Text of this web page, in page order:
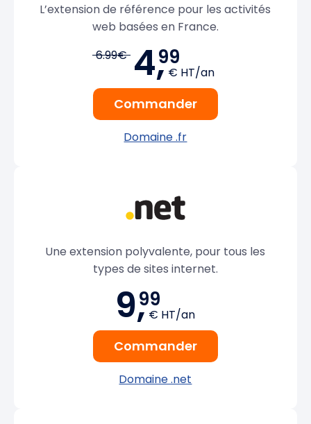
L’extension de référence pour les activités
web basées en France.
6.99€ 4,99
€ HT/an
Commander
Domaine .fr
Une extension polyvalente, pour tous les
types de sites internet.
9,99
€ HT/an
Commander
Domaine .net